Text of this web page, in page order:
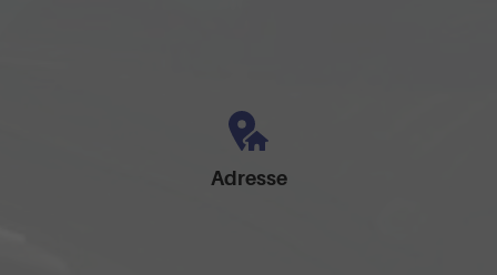
Adresse